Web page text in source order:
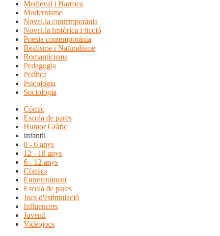
Medieval i Barroca
Modernisme
Novel.la contemporània
Novel.la històrica i ficció
Poesia contemporània
Realisme i Naturalisme
Romanticisme
Pedagogia
Política
Psicologia
Sociologia
Còmic
Escola de pares
Humor Gràfic
Infantil
0 - 6 anys
12 - 18 anys
6 - 12 anys
Còmics
Entreteniment
Escola de pares
Jocs d'estimulació
Influencers
Juvenil
Videojocs